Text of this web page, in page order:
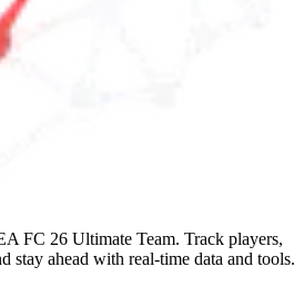
FC 26 Ultimate Team. Track players,
stay ahead with real-time data and tools.